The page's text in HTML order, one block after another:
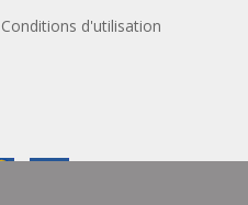
Conditions d'utilisation